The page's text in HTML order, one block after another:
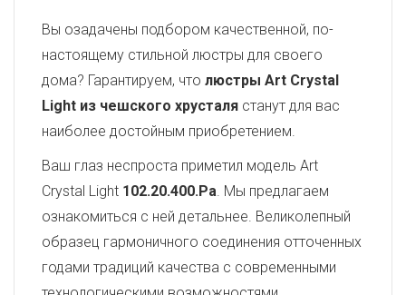
Вы озадачены подбором качественной, по-
настоящему стильной люстры для своего
дома? Гарантируем, что люстры Art Crystal
Light из чешского хрусталя станут для вас
наиболее достойным приобретением.
Ваш глаз неспроста приметил модель Art
Crystal Light 102.20.400.Pa. Мы предлагаем
ознакомиться с ней детальнее. Великолепный
образец гармоничного соединения отточенных
годами традиций качества с современными